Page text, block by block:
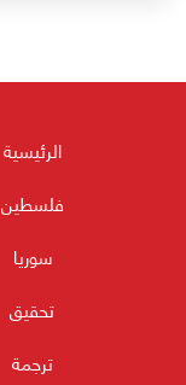
الرئيسية
فلسطين
سوريا
تحقيق
ترجمة